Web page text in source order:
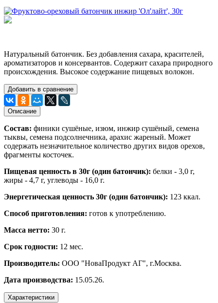
Натуральный батончик. Без добавления сахара, красителей,
ароматизаторов и консервантов. Содержит сахара природного
происхождения. Высокое содержание пищевых волокон.
Добавить в сравнение
Описание
Состав: финики сушёные, изюм, инжир сушёный, семена
тыквы, семена подсолнечника, арахис жареный. Может
содержать незначительное количество других видов орехов,
фрагменты косточек.
Пищевая ценность в 30г (один батончик): белки - 3,0 г,
жиры - 4,7 г, углеводы - 16,0 г.
Энергетическая ценность 30г (один батончик): 123 ккал.
Способ приготовления: готов к употреблению.
Масса нетто: 30 г.
Срок годности: 12 мес.
Производитель: ООО "НоваПродукт АГ", г.Москва.
Дата производства: 15.05.26.
Характеристики